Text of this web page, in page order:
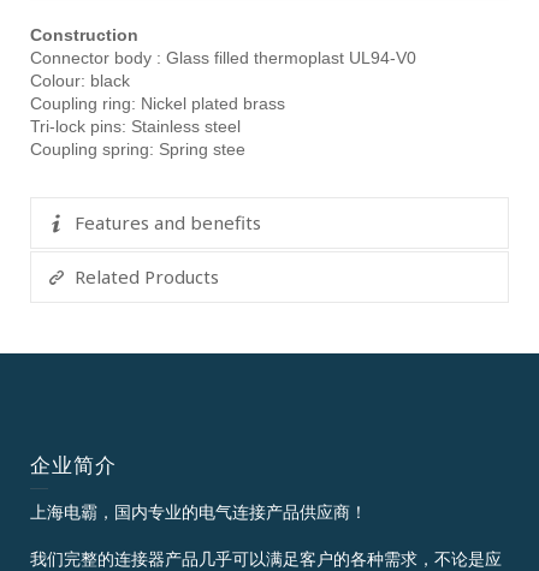
Construction
Connector body : Glass filled thermoplast UL94-V0
Colour: black
Coupling ring: Nickel plated brass
Tri-lock pins: Stainless steel
Coupling spring: Spring stee
Features and benefits
Related Products
企业简介
上海电霸，国内专业的电气连接产品供应商！
我们完整的连接器产品几乎可以满足客户的各种需求，不论是应